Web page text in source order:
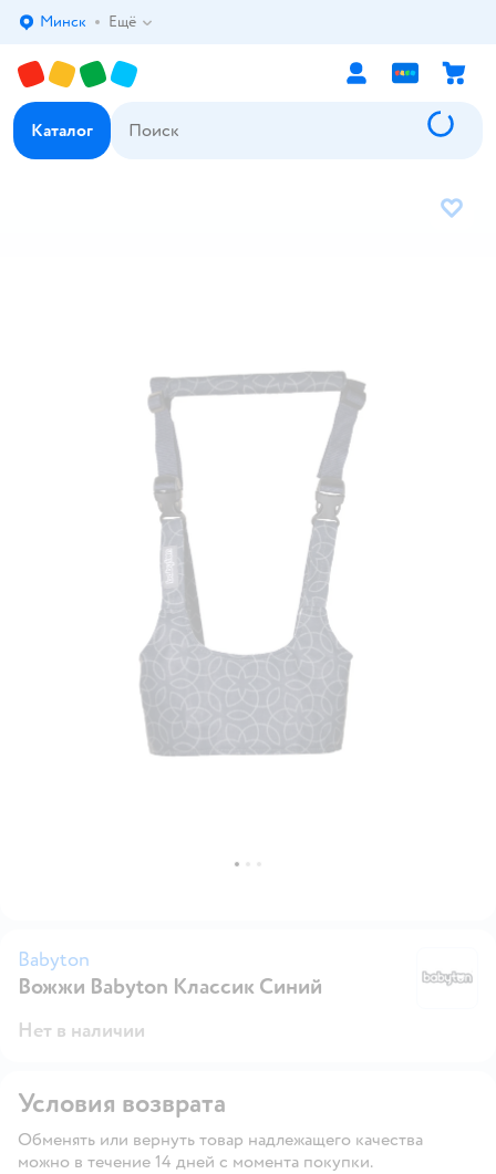
Выбор адреса доставки.
Минск Ещё
Каталог
В
Babyton
Вожжи Babyton Классик Синий
Нет в наличии
Условия возврата
Обменять или вернуть товар надлежащего качества
можно в течение 14 дней с момента покупки.